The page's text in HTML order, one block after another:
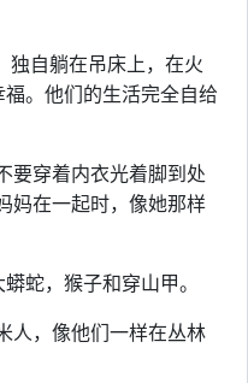
自躺在吊床上，在火
。他们的生活完全自给
要穿着内衣光着脚到处
妈在一起时，像她那样
蛇，猴子和穿山甲。
人，像他们一样在丛林